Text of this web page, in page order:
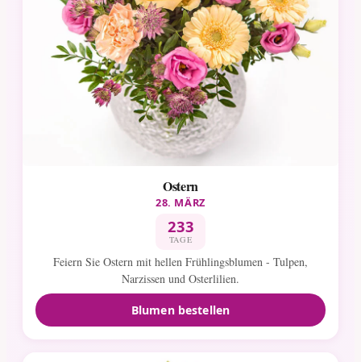
Ostern
28. MÄRZ
233
TAGE
Feiern Sie Ostern mit hellen Frühlingsblumen - Tulpen,
Narzissen und Osterlilien.
Blumen bestellen